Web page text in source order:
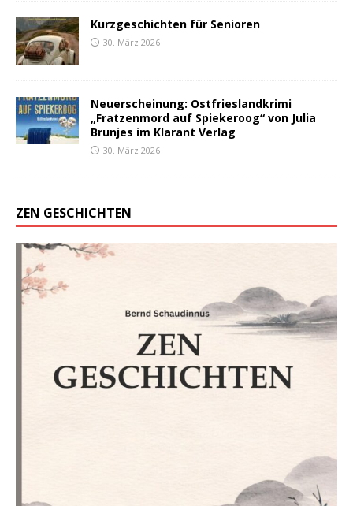
Kurzgeschichten für Senioren
30. März 2026
Neuerscheinung: Ostfrieslandkrimi
„Fratzenmord auf Spiekeroog“ von Julia
Brunjes im Klarant Verlag
30. März 2026
ZEN GESCHICHTEN